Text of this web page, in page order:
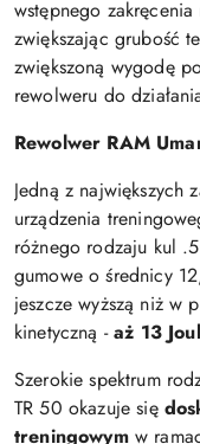
wstępnego
zwiększając grubość
zwiększoną wygodę
rewolweru do
Rewolwer RAM
Jedną z największych
urządzenia
różnego rodzaju kul
gumowe o średnicy
jeszcze wyższą niż w
kinetyczną -aż 13
Szerokie spektrum
TR 50 okazuje się
treningowymw